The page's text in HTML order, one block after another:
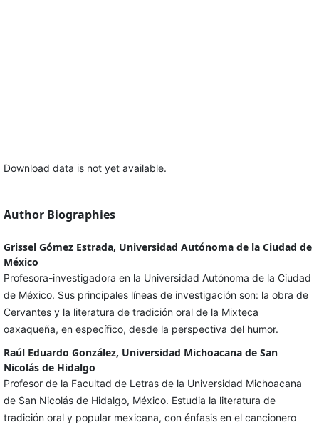
Download data is not yet available.
Author Biographies
Grissel Gómez Estrada, Universidad Autónoma de la Ciudad de
México
Profesora-investigadora en la Universidad Autónoma de la Ciudad
de México. Sus principales líneas de investigación son: la obra de
Cervantes y la literatura de tradición oral de la Mixteca
oaxaqueña, en específico, desde la perspectiva del humor.
Raúl Eduardo González, Universidad Michoacana de San
Nicolás de Hidalgo
Profesor de la Facultad de Letras de la Universidad Michoacana
de San Nicolás de Hidalgo, México. Estudia la literatura de
tradición oral y popular mexicana, con énfasis en el cancionero